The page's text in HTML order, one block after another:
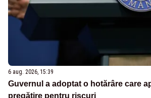
6 aug. 2026, 15:39
Guvernul a adoptat o hotărâre care
pregătire pentru riscuri